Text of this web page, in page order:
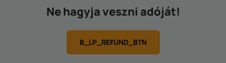
Ne hagyja veszni adóját!
B_LP_REFUND_BTN